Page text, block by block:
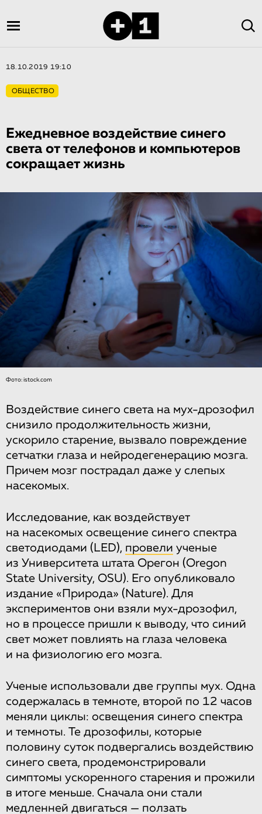
18.10.2019 19:10
ОБЩЕСТВО
Ежедневное воздействие синего
света от телефонов и компьютеров
сокращает жизнь
Фото: istock.com
Воздействие синего света на мух-дрозофил
снизило продолжительность жизни,
ускорило старение, вызвало повреждение
сетчатки глаза и нейродегенерацию мозга.
Причем мозг пострадал даже у слепых
насекомых.
Исследование, как воздействует
на насекомых освещение синего спектра
светодиодами (LED), провели ученые
из Университета штата Орегон (Oregon
State University, OSU). Его опубликовало
издание «Природа» (Nature). Для
экспериментов они взяли мух-дрозофил,
но в процессе пришли к выводу, что синий
свет может повлиять на глаза человека
и на физиологию его мозга.
Ученые использовали две группы мух. Одна
содержалась в темноте, второй по 12 часов
меняли циклы: освещения синего спектра
и темноты. Те дрозофилы, которые
половину суток подвергались воздействию
синего света, продемонстрировали
симптомы ускоренного старения и прожили
в итоге меньше. Сначала они стали
медленней двигаться — ползать